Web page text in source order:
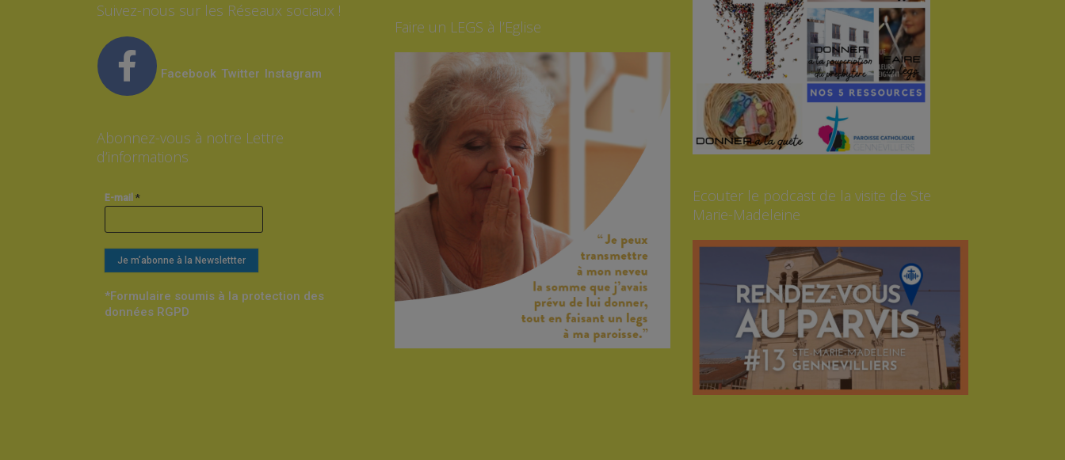
Suivez-nous sur les Réseaux sociaux !
Facebook Twitter Instagram
Abonnez-vous à notre Lettre
d’informations
E-mail *
*Formulaire soumis à la protection des
données RGPD
Faire un LEGS à l’Eglise
Ecouter le podcast de la visite de Ste
Marie-Madeleine